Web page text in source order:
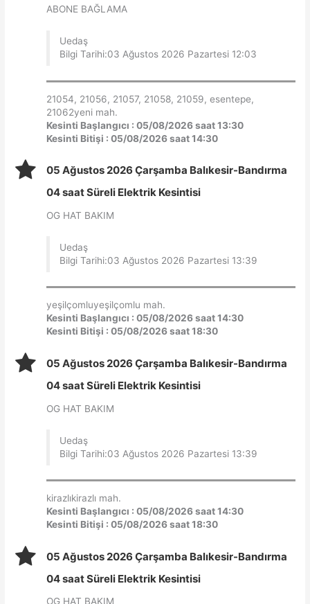
ABONE BAĞLAMA
Uedaş
Bilgi Tarihi:03 Ağustos 2026 Pazartesi 12:03
21054, 21056, 21057, 21058, 21059, esentepe,
21062yeni mah.
Kesinti Başlangıcı : 05/08/2026 saat 13:30
Kesinti Bitişi : 05/08/2026 saat 14:30
05 Ağustos 2026 Çarşamba Balıkesir-Bandırma
04 saat Süreli Elektrik Kesintisi
OG HAT BAKIM
Uedaş
Bilgi Tarihi:03 Ağustos 2026 Pazartesi 13:39
yeşilçomluyeşilçomlu mah.
Kesinti Başlangıcı : 05/08/2026 saat 14:30
Kesinti Bitişi : 05/08/2026 saat 18:30
05 Ağustos 2026 Çarşamba Balıkesir-Bandırma
04 saat Süreli Elektrik Kesintisi
OG HAT BAKIM
Uedaş
Bilgi Tarihi:03 Ağustos 2026 Pazartesi 13:39
kirazlıkirazlı mah.
Kesinti Başlangıcı : 05/08/2026 saat 14:30
Kesinti Bitişi : 05/08/2026 saat 18:30
05 Ağustos 2026 Çarşamba Balıkesir-Bandırma
04 saat Süreli Elektrik Kesintisi
OG HAT BAKIM